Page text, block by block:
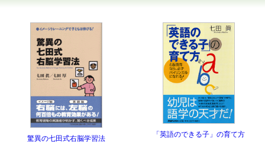
驚異の七田式右脳学習法 「英語のできる子」の育て方